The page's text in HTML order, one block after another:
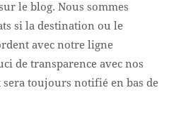
le blog. Nous sommes
si la destination ou le
avec notre ligne
de transparence avec nos
toujours notifié en bas de